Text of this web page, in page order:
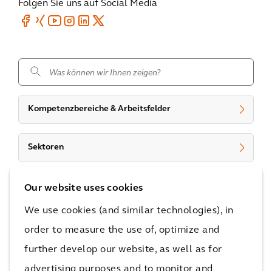
Our website uses cookies
We use cookies (and similar technologies), in
order to measure the use of, optimize and
further develop our website, as well as for
advertising purposes and to monitor and
Folgen Sie uns auf Social Media
Kompetenzbereiche & Arbeitsfelder
Sektoren
Type x